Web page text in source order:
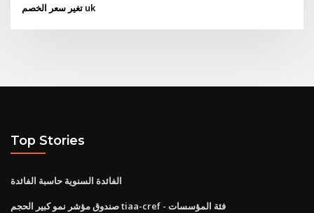
تغير سعر الخصم uk
Top Stories
الفائدة السنوية حاسبة الفائدة
صندوق مؤشر نمو كبير الحجم tiaa-cref - فئة المؤسسات